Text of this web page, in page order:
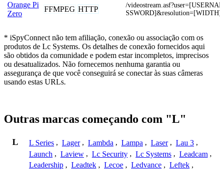
Orange Pi
Zero
FFMPEG HTTP
/
* iSpyConnect não tem afiliação, conexão ou associação com os
produtos de Lc Systems. Os detalhes de conexão fornecidos aqui
são obtidos da comunidade e podem estar incompletos, imprecisos
ou desatualizados. Não fornecemos nenhuma garantia ou
assegurança de que você conseguirá se conectar às suas câmeras
usando estas URLs.
Outras marcas começando com "L"
L L Series , Lager , Lambda , Lampa , Laser , Lau 3 ,
Launch , Laview , Lc Security , Lc Systems , Leadcam ,
Leadership , Leadtek , Lecoe , Ledvance , Leftek ,